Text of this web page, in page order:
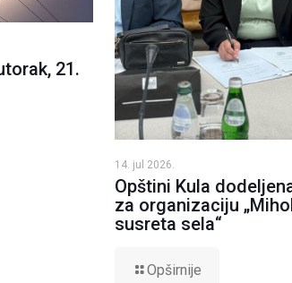
21.
14. jul 2026.
Opštini Kula
za organizaciju
susreta sela“
Opširnije